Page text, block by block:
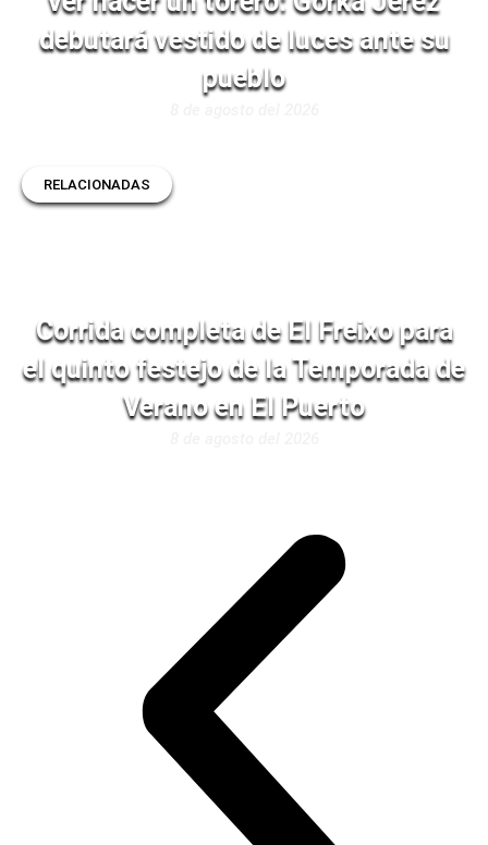
debutará vestido de luces ante su
pueblo
RELACIONADAS
Corrida completa de El Freixo para
el quinto festejo de la Temporada de
Verano en El Puerto